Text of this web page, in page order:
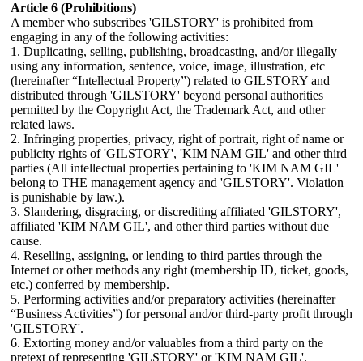
Article 6 (Prohibitions)
A member who subscribes 'GILSTORY' is prohibited from
engaging in any of the following activities:
1. Duplicating, selling, publishing, broadcasting, and/or illegally
using any information, sentence, voice, image, illustration, etc
(hereinafter “Intellectual Property”) related to GILSTORY and
distributed through 'GILSTORY' beyond personal authorities
permitted by the Copyright Act, the Trademark Act, and other
related laws.
2. Infringing properties, privacy, right of portrait, right of name or
publicity rights of 'GILSTORY', 'KIM NAM GIL' and other third
parties (All intellectual properties pertaining to 'KIM NAM GIL'
belong to THE management agency and 'GILSTORY'. Violation
is punishable by law.).
3. Slandering, disgracing, or discrediting affiliated 'GILSTORY',
affiliated 'KIM NAM GIL', and other third parties without due
cause.
4. Reselling, assigning, or lending to third parties through the
Internet or other methods any right (membership ID, ticket, goods,
etc.) conferred by membership.
5. Performing activities and/or preparatory activities (hereinafter
“Business Activities”) for personal and/or third-party profit through
'GILSTORY'.
6. Extorting money and/or valuables from a third party on the
pretext of representing 'GILSTORY' or 'KIM NAM GIL'.